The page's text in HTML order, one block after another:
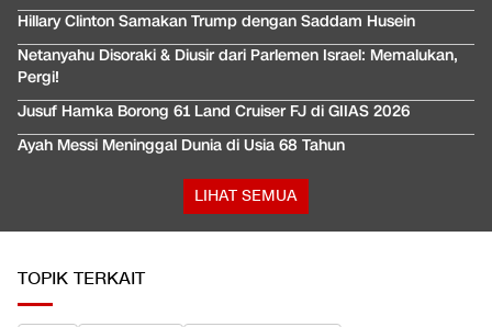
Hillary Clinton Samakan Trump dengan Saddam Husein
Netanyahu Disoraki & Diusir dari Parlemen Israel: Memalukan,
Pergi!
Jusuf Hamka Borong 61 Land Cruiser FJ di GIIAS 2026
Ayah Messi Meninggal Dunia di Usia 68 Tahun
LIHAT SEMUA
TOPIK TERKAIT